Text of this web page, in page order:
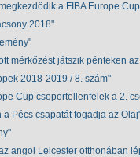
a FIBA Europe
2018
mérkőzést játszik pénteken
2018-2019 / 8. szám
Cup csoportellenfelek a 2.
a Pécs csapatát fogadja az Olaj
angol Leicester otthonában